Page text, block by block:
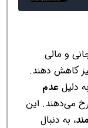
و مالی
کاهش دهند.
دلیل عدم
رخ می‌دهند. این
، به دنبال